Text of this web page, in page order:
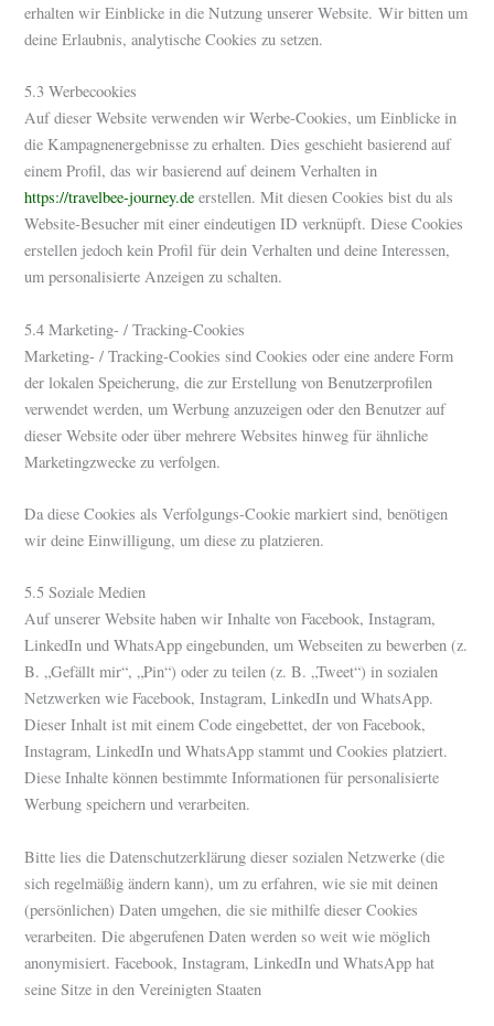
erhalten wir Einblicke in die Nutzung unserer Website. Wir bitten um
deine Erlaubnis, analytische Cookies zu setzen.
5.3 Werbecookies
Auf dieser Website verwenden wir Werbe-Cookies, um Einblicke in
die Kampagnenergebnisse zu erhalten. Dies geschieht basierend auf
einem Profil, das wir basierend auf deinem Verhalten in
https://travelbee-journey.de erstellen. Mit diesen Cookies bist du als
Website-Besucher mit einer eindeutigen ID verknüpft. Diese Cookies
erstellen jedoch kein Profil für dein Verhalten und deine Interessen,
um personalisierte Anzeigen zu schalten.
5.4 Marketing- / Tracking-Cookies
Marketing- / Tracking-Cookies sind Cookies oder eine andere Form
der lokalen Speicherung, die zur Erstellung von Benutzerprofilen
verwendet werden, um Werbung anzuzeigen oder den Benutzer auf
dieser Website oder über mehrere Websites hinweg für ähnliche
Marketingzwecke zu verfolgen.
Da diese Cookies als Verfolgungs-Cookie markiert sind, benötigen
wir deine Einwilligung, um diese zu platzieren.
5.5 Soziale Medien
Auf unserer Website haben wir Inhalte von Facebook, Instagram,
LinkedIn und WhatsApp eingebunden, um Webseiten zu bewerben (z.
B. „Gefällt mir“, „Pin“) oder zu teilen (z. B. „Tweet“) in sozialen
Netzwerken wie Facebook, Instagram, LinkedIn und WhatsApp.
Dieser Inhalt ist mit einem Code eingebettet, der von Facebook,
Instagram, LinkedIn und WhatsApp stammt und Cookies platziert.
Diese Inhalte können bestimmte Informationen für personalisierte
Werbung speichern und verarbeiten.
Bitte lies die Datenschutzerklärung dieser sozialen Netzwerke (die
sich regelmäßig ändern kann), um zu erfahren, wie sie mit deinen
(persönlichen) Daten umgehen, die sie mithilfe dieser Cookies
verarbeiten. Die abgerufenen Daten werden so weit wie möglich
anonymisiert. Facebook, Instagram, LinkedIn und WhatsApp hat
seine Sitze in den Vereinigten Staaten